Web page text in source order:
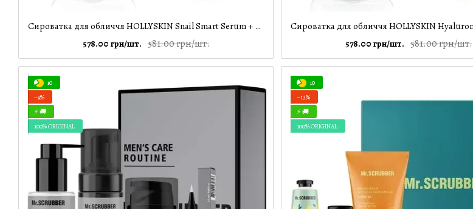
Сироватка для обличчя HOLLYSKIN Snail Smart Serum + Ролер для обличчя, 30 мл
581.00 грн/шт.
578.00 грн/шт. 581.00 грн/шт.
578.00 грн/шт.
10
−9%
⚡ 🚚
100% ORIGINAL
10
−13%
⚡ 🚚
100% ORIGINAL